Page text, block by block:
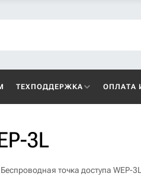
ТЕХПОДДЕРЖКА ОПЛАТА
3L
Беспроводная точка доступа WEP-3L